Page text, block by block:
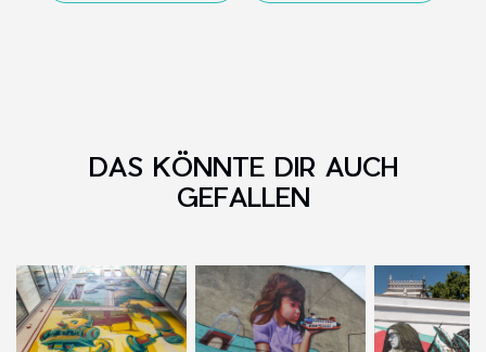
DAS KÖNNTE DIR AUCH
GEFALLEN